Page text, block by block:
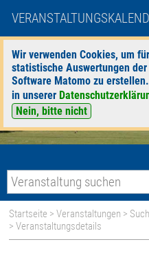
Wir verwenden Cookies, um
statistische Auswertungen
Software Matomo zu
in unserer
Nein, bitte nicht
Startseite >Veranstaltungen >
> Veranstaltungsdetails